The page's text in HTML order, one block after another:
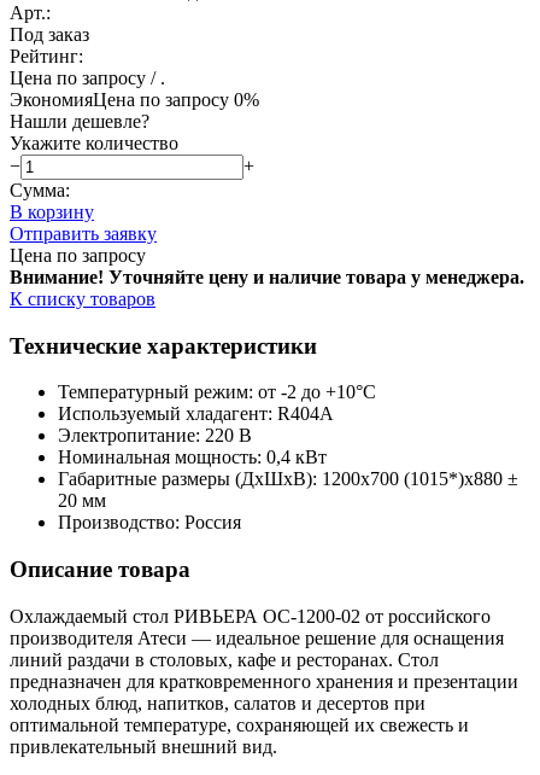
Арт.:
Под заказ
Рейтинг:
Цена по запросу / .
ЭкономияЦена по запросу 0%
Нашли дешевле?
Укажите количество
−
+
Сумма:
В корзину
Отправить заявку
Цена по запросу
Внимание! Уточняйте цену и наличие товара у менеджера.
К списку товаров
Технические характеристики
Температурный режим: от -2 до +10°С
Используемый хладагент: R404A
Электропитание: 220 В
Номинальная мощность: 0,4 кВт
Габаритные размеры (ДхШхВ): 1200х700 (1015*)х880 ±
20 мм
Производство: Россия
Описание товара
Охлаждаемый стол РИВЬЕРА ОС-1200-02 от российского
производителя Атеси — идеальное решение для оснащения
линий раздачи в столовых, кафе и ресторанах. Стол
предназначен для кратковременного хранения и презентации
холодных блюд, напитков, салатов и десертов при
оптимальной температуре, сохраняющей их свежесть и
привлекательный внешний вид.